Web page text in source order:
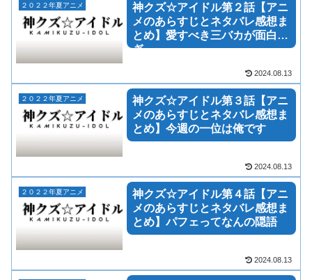
２０２２年夏アニメ
神クズ☆アイドル第２話【アニ
メのあらすじとネタバレ感想ま
とめ】愛すべき三バカが面白す
ぎ
2024.08.13
２０２２年夏アニメ
神クズ☆アイドル第３話【アニ
メのあらすじとネタバレ感想ま
とめ】今週の一位は俺です
2024.08.13
２０２２年夏アニメ
神クズ☆アイドル第４話【アニ
メのあらすじとネタバレ感想ま
とめ】パフェってなんの隠語
2024.08.13